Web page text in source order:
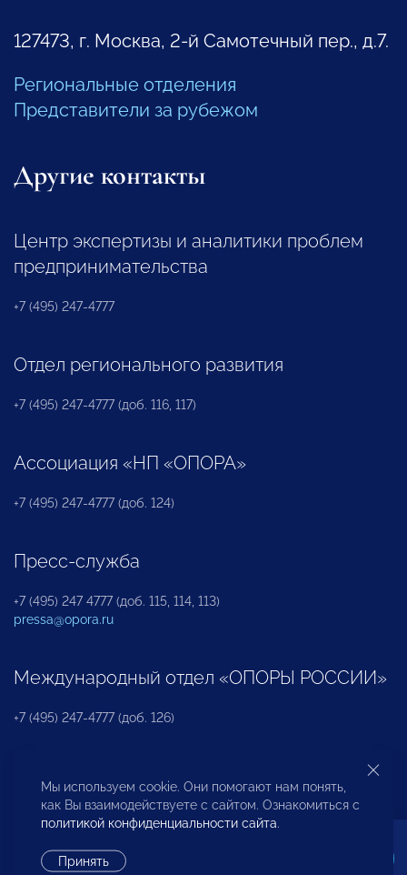
127473, г. Москва, 2-й Самотечный пер., д.7.
Региональные отделения
Представители за рубежом
Другие контакты
Центр экспертизы и аналитики проблем
предпринимательства
+7 (495) 247-4777
Отдел регионального развития
+7 (495) 247-4777 (доб. 116, 117)
Ассоциация «НП «ОПОРА»
+7 (495) 247-4777 (доб. 124)
Пресс-служба
+7 (495) 247 4777 (доб. 115, 114, 113)
pressa@opora.ru
Международный отдел «ОПОРЫ РОССИИ»
+7 (495) 247-4777 (доб. 126)
Бюро по защите прав предпринимателей и
инвесторов
Мы используем cookie. Они помогают нам понять,
как Вы взаимодействуете с сайтом. Ознакомиться с
политикой конфиденциальности сайта.
Принять